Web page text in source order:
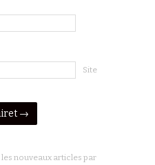
Site
nouveaux articles par